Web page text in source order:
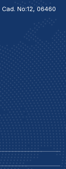
Cad. No:12, 06460